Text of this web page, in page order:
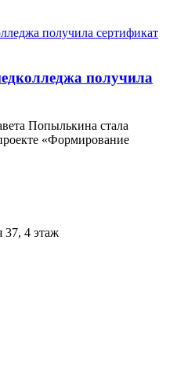
получила
Попылькина стала
«Формирование
37, 4 этаж